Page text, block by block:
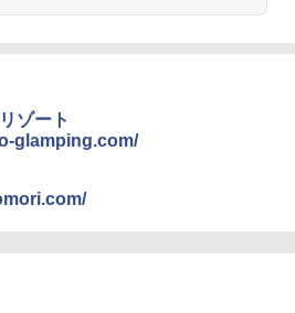
歩き方 スター・ウォーズ
BASE 《めざましテレビで紹介》
ワンタッチ RENEW 幅200 2-3人用 43
ターライト 強力 小型 緑色/赤色/青紫色
ゾート
glamping.com/